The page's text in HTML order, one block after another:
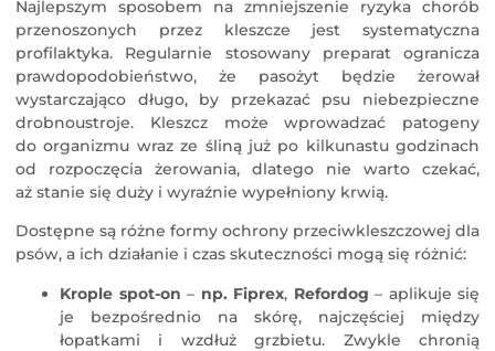
Najlepszym sposobem na zmniejszenie ryzyka chorób
przenoszonych przez kleszcze jest systematyczna
profilaktyka. Regularnie stosowany preparat ogranicza
prawdopodobieństwo, że pasożyt będzie żerował
wystarczająco długo, by przekazać psu niebezpieczne
drobnoustroje. Kleszcz może wprowadzać patogeny
do organizmu wraz ze śliną już po kilkunastu godzinach
od rozpoczęcia żerowania, dlatego nie warto czekać,
aż stanie się duży i wyraźnie wypełniony krwią.
Dostępne są różne formy ochrony przeciwkleszczowej dla
psów, a ich działanie i czas skuteczności mogą się różnić:
Krople spot-on – np. Fiprex, Refordog – aplikuje się
je bezpośrednio na skórę, najczęściej między
łopatkami i wzdłuż grzbietu. Zwykle chronią